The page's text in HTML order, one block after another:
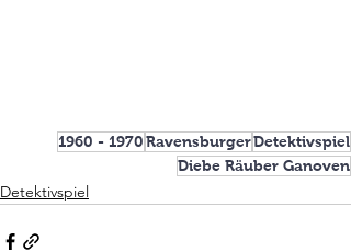
1960 - 1970RavensburgerDetektivspiel
Diebe Räuber Ganoven
Detektivspiel